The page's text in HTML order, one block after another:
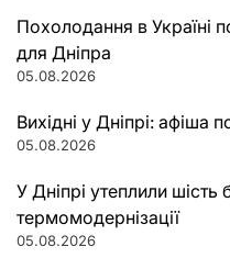
Похолодання в Україні
для Дніпра
05.08.2026
Вихідні у Дніпрі: афіша
05.08.2026
У Дніпрі утеплили
термомодернізації
05.08.2026